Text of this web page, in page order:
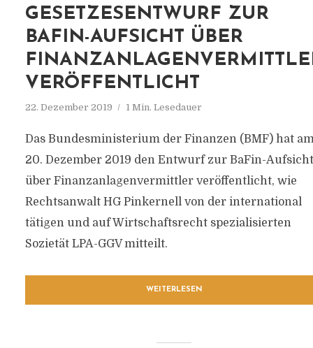
GESETZESENTWURF ZUR
BAFIN-AUFSICHT ÜBER
VERÖFFENTLICHT
22. Dezember 2019 1 Min. Lesedauer
Das Bundesministerium der Finanzen (BMF) hat
20. Dezember 2019 den Entwurf zur BaFin-Aufsicht
über Finanzanlagenvermittler veröffentlicht, wie
Rechtsanwalt HG Pinkernell von der international
tätigen und auf Wirtschaftsrecht spezialisierten
Sozietät LPA-GGV mitteilt.
WEITERLESEN